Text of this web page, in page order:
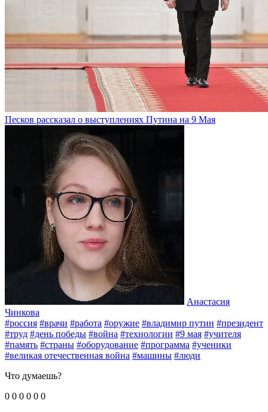
Песков рассказал о выступлениях Путина на 9 Мая
Анастасия
Чинкова
#россия #врачи #работа #оружие #владимир путин #президент
#труд #день победы #война #технологии #9 мая #учителя
#память #страны #оборудование #программа #ученики
#великая отечественная война #машины #люди
Что думаешь?
0 0 0 0 0 0